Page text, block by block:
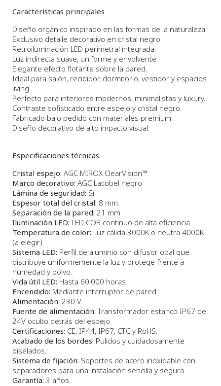
Características principales
Diseño orgánico inspirado en las formas de la naturaleza.
Exclusivo detalle decorativo en cristal negro.
Retroiluminación LED perimetral integrada.
Luz indirecta suave, uniforme y envolvente.
Elegante efecto flotante sobre la pared.
Ideal para salón, recibidor, dormitorio, vestidor y espacios
living.
Perfecto para interiores modernos, minimalistas y luxury.
Contraste sofisticado entre espejo y cristal negro.
Fabricado bajo pedido con materiales premium.
Diseño decorativo de alto impacto visual.
Especificaciones técnicas
Cristal espejo: AGC MIROX ClearVision™.
Marco decorativo: AGC Lacobel negro.
Lámina de seguridad: Sí.
Espesor total del cristal: 8 mm.
Separación de la pared: 21 mm.
Iluminación LED: LED COB continuo de alta eficiencia.
Temperatura de color: Luz cálida 3000K o neutra 4000K
(a elegir).
Sistema LED: Perfil de aluminio con difusor opal que
distribuye uniformemente la luz y protege frente a
humedad y polvo.
Vida útil LED: Hasta 60.000 horas.
Encendido: Mediante interruptor de pared.
Alimentación: 230 V.
Fuente de alimentación: Transformador estanco IP67 de
24V oculto detrás del espejo.
Certificaciones: CE, IP44, IP67, CTC y RoHS.
Acabado de los bordes: Pulidos y cuidadosamente
biselados.
Sistema de fijación: Soportes de acero inoxidable con
separadores para una instalación sencilla y segura.
Garantía: 3 años.